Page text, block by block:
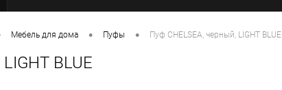
Мебель для дома • Пуфы • Пуф CHELSEA, черный, LIGHT BLUE
BLUE